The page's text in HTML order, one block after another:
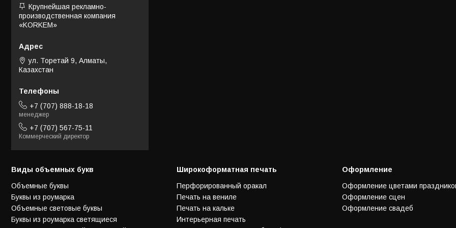
Крупнейшая рекламно-
производственная компания
«KORKEM»
ул. Торетай 9, Алматы,
Казахстан
+7 (707) 888-18-18
менеджер
+7 (707) 567-75-11
Коммерческий директор
Виды объемных букв
Объемные буквы
Буквы из роумарка
Объемные световые буквы
Буквы из роумарка светящиеся
Широкоформатная печать
Перфорированный оракал
Печать на вениле
Печать на кальке
Интерьерная печать
Оформление
Оформление цветами
Оформление сцен
Оформление свадеб